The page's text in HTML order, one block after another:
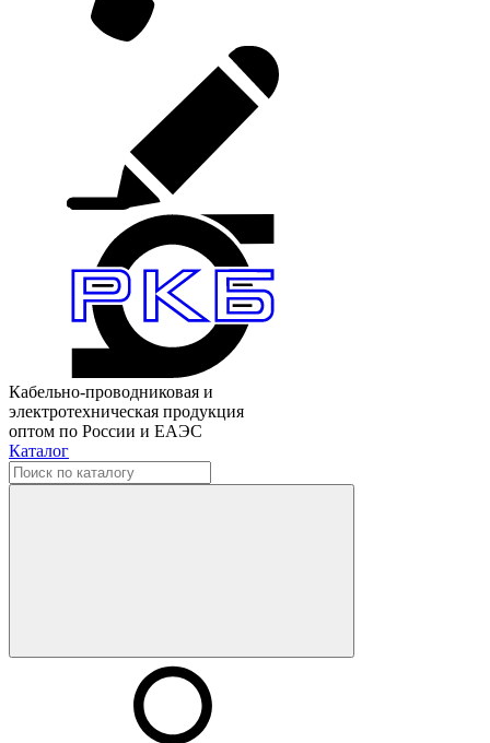
Кабельно-проводниковая и
электротехническая продукция
оптом по России и ЕАЭС
Каталог